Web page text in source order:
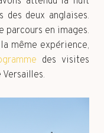
des deux anglaises.
parcours en images.
même expérience,
des visites